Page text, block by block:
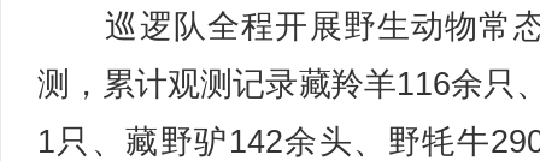
巡逻队全程开展野生动物常
测，累计观测记录藏羚羊116余只
1只、藏野驴142余头、野牦牛